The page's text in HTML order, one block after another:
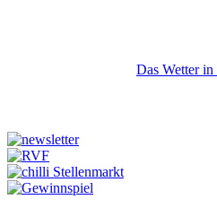
Das Wetter